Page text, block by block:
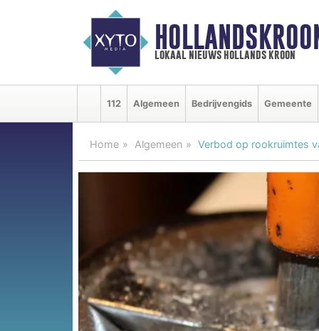
lokaal nieuws hollands kroon
112 Algemeen Bedrijvengids Gemeente
Home Algemeen Verbod op rookruimtes